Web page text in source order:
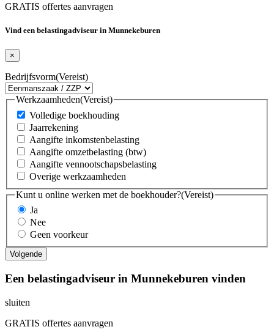
GRATIS offertes aanvragen
Vind een belastingadviseur in Munnekeburen
×
Bedrijfsvorm(Vereist)
Werkzaamheden(Vereist)
Volledige boekhouding
Jaarrekening
Aangifte inkomstenbelasting
Aangifte omzetbelasting (btw)
Aangifte vennootschapsbelasting
Overige werkzaamheden
Kunt u online werken met de boekhouder?(Vereist)
Ja
Nee
Geen voorkeur
Een belastingadviseur in Munnekeburen vinden
sluiten
GRATIS offertes aanvragen